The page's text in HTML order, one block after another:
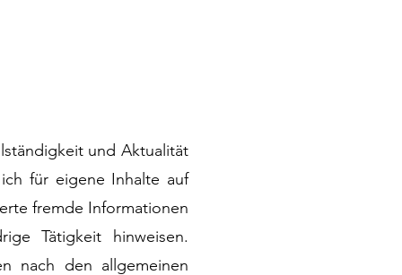
und Aktualität
für eigene Inhalte auf
fremde Informationen
Tätigkeit hinweisen.
nach den allgemeinen